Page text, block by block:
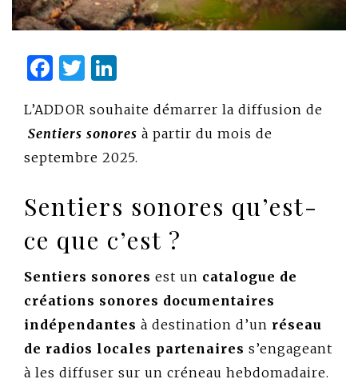
Facebook
Twitter
L’ADDOR souhaite démarrer la diffusion de
Sentiers sonores à partir du mois de
septembre 2025.
Sentiers sonores qu’est-
ce que c’est ?
Sentiers sonores est un catalogue de
créations sonores documentaires
indépendantes à destination d’un réseau
de radios locales partenaires s’engageant
à les diffuser sur un créneau hebdomadaire.